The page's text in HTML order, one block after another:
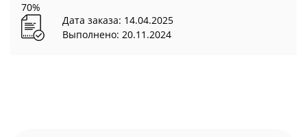
70%
Дата заказа: 14.04.2025
Выполнено: 20.11.2024